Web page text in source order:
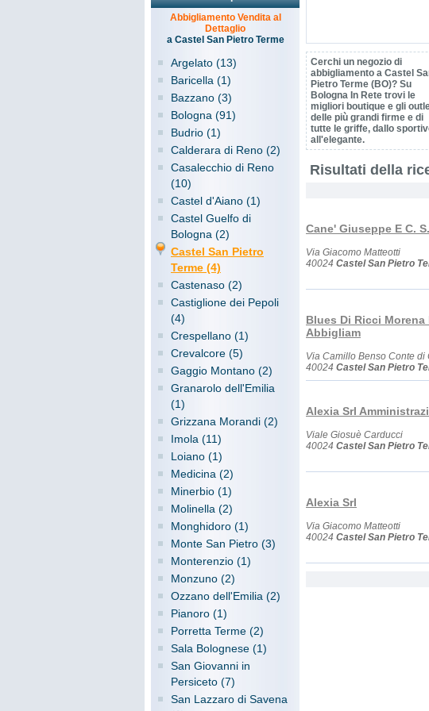
Abbigliamento Vendita al
Dettaglio
a Castel San Pietro Terme
Argelato (13)
Baricella (1)
Bazzano (3)
Bologna (91)
Budrio (1)
Calderara di Reno (2)
Casalecchio di Reno
(10)
Castel d'Aiano (1)
Castel Guelfo di
Bologna (2)
Castel San Pietro
Terme (4)
Castenaso (2)
Castiglione dei Pepoli
(4)
Crespellano (1)
Crevalcore (5)
Gaggio Montano (2)
Granarolo dell'Emilia
(1)
Grizzana Morandi (2)
Imola (11)
Loiano (1)
Medicina (2)
Minerbio (1)
Molinella (2)
Monghidoro (1)
Monte San Pietro (3)
Monterenzio (1)
Monzuno (2)
Ozzano dell'Emilia (2)
Pianoro (1)
Porretta Terme (2)
Sala Bolognese (1)
San Giovanni in
Persiceto (7)
San Lazzaro di Savena
Cerchi un negozio di
abbigliamento a Castel
Pietro Terme (BO)? Su
Bologna In Rete trovi le
migliori boutique e gli
delle più grandi firme e di
tutte le griffe, dallo
all'elegante.
Risultati della
Cane' Giuseppe E C.
Via Giacomo Matteotti
40024 Castel San Pietro
Blues Di Ricci
Abbigliam
Via Camillo Benso Conte di
40024 Castel San Pietro
Alexia Srl
Viale Giosuè Carducci
40024 Castel San Pietro
Alexia Srl
Via Giacomo Matteotti
40024 Castel San Pietro